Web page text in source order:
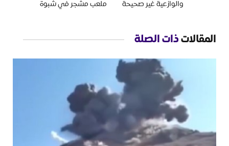
والوازعية غير صحيحة ملعب مشجر في شبوة
المقالاتذات الصلة